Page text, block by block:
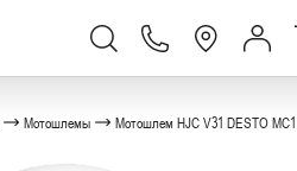
Мотошлемы Мотошлем HJC V31 DESTO